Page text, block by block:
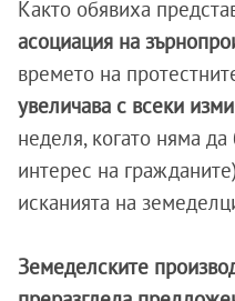
Както обявиха
асоциация на
времето на
увеличава с всеки
неделя, когато няма
интерес на
исканията на
Земеделските